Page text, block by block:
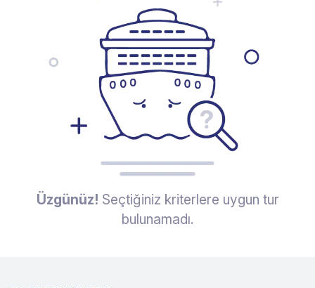
Üzgünüz! Seçtiğiniz kriterlere uygun tur
bulunamadı.